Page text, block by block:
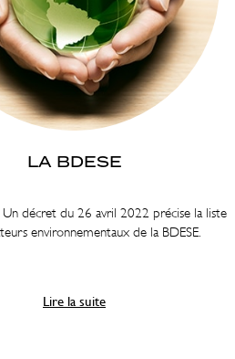
LA BDESE
décret du 26 avril 2022 précise la liste
environnementaux de la BDESE.
Lire la suite